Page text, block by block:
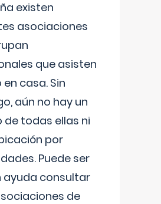
existen
asociaciones
que asisten
casa. Sin
aún no hay un
de todas ellas ni
por
Puede ser
ayuda consultar
de